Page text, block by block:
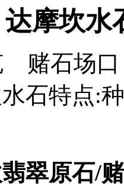
达摩坎水
赌石场
石特点:
翠原石/